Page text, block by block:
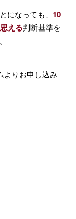
になっても、 10
える判断基準を
よりお申し込み